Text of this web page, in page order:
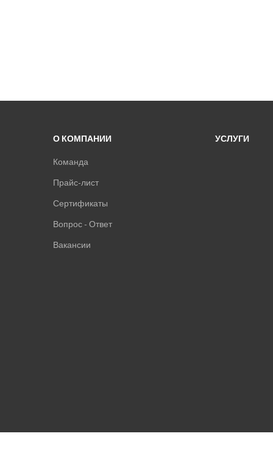
О КОМПАНИИ
Команда
Прайс-лист
Сертификаты
Вопрос - Ответ
Вакансии
УСЛУГИ